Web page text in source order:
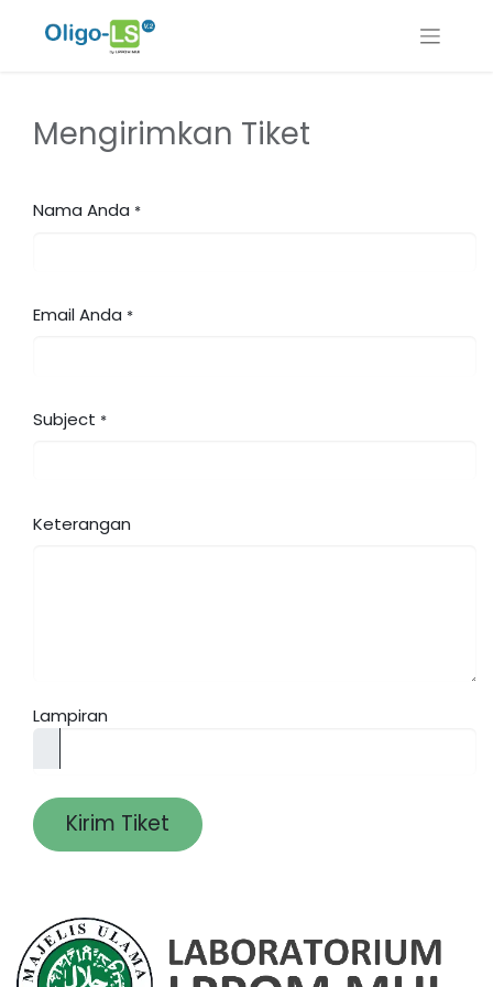
Mengirimkan Tiket
Nama Anda *
Email Anda *
Subject *
Keterangan
Lampiran
Kirim Tiket